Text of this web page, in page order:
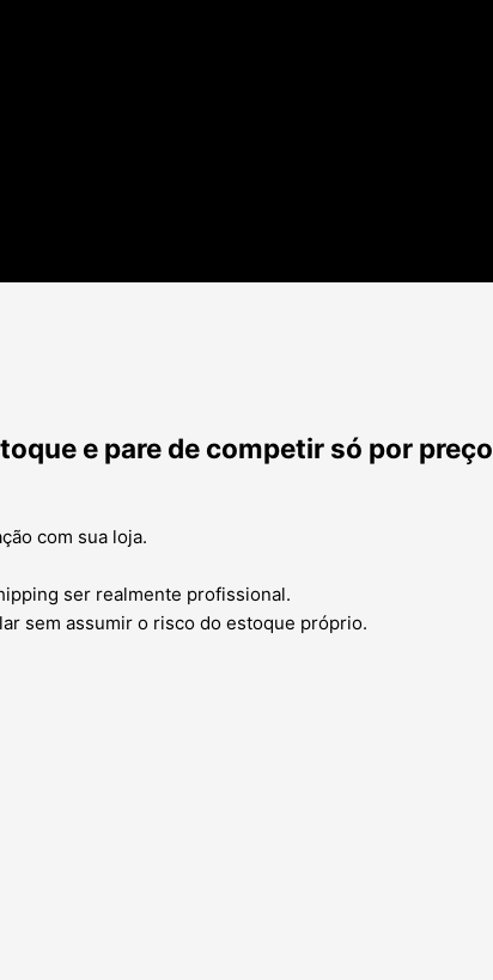
e pare de competir só por preço
com sua loja.
ser realmente profissional.
sem assumir o risco do estoque próprio.